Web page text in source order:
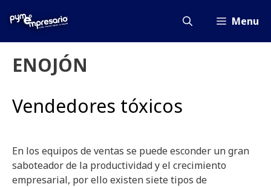
Menu
ENOJÓN
Vendedores tóxicos
En los equipos de ventas se puede esconder un gran
saboteador de la productividad y el crecimiento
empresarial, por ello existen siete tipos de